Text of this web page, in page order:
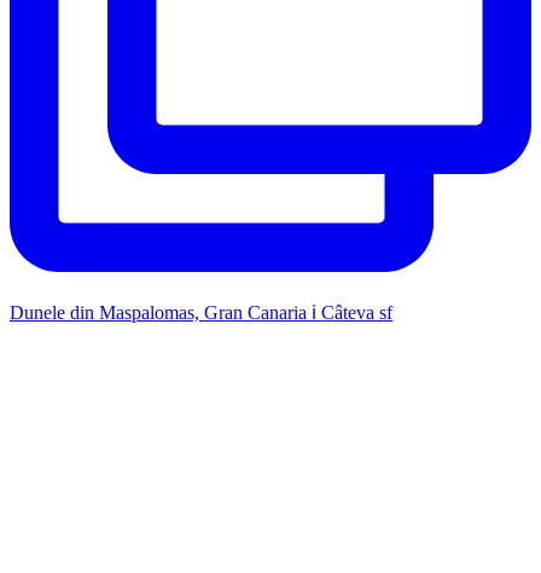
Dunele din Maspalomas, Gran Canaria ℹ️ Câteva sf